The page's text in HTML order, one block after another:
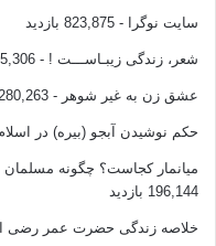
سایت نوگرا - 823,875 بازدید
شعر، زندگی زیبـاســـت ! - 485,306 بازدید
عشق زن به غیر شوهر - 280,263 بازدید
حکم نوشیدن آبجو (بیره) در
میانمار کجاست؟ چگونه
196,144 بازدید
خلاصه زندگی حضرت عمر رضی